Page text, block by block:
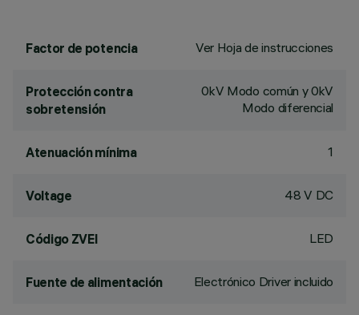
Factor de potencia Ver Hoja de instrucciones
Protección contra
sobretensión
0kV Modo común y 0kV
Modo diferencial
Atenuación mínima 1
Voltage 48 V DC
Código ZVEI LED
Fuente de alimentación Electrónico Driver incluido